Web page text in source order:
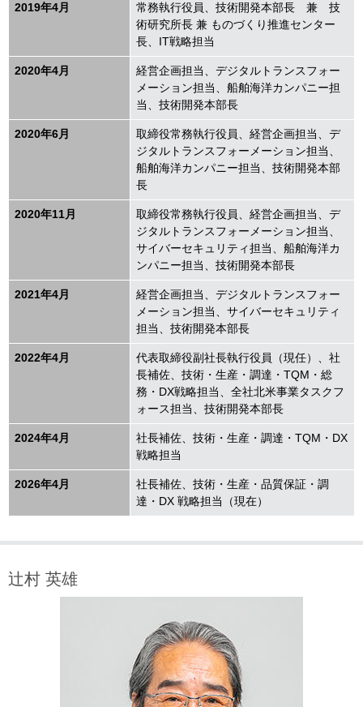
2019年4月
常務執行役員、技術開発本部長 兼 技
術研究所長 兼 ものづくり推進センター
長、IT戦略担当
2020年4月
経営企画担当、デジタルトランスフォー
メーション担当、船舶海洋カンパニー担
当、技術開発本部長
2020年6月
取締役常務執行役員、経営企画担当、デ
ジタルトランスフォーメーション担当、
船舶海洋カンパニー担当、技術開発本部
長
2020年11月
取締役常務執行役員、経営企画担当、デ
ジタルトランスフォーメーション担当、
サイバーセキュリティ担当、船舶海洋カ
ンパニー担当、技術開発本部長
2021年4月
経営企画担当、デジタルトランスフォー
メーション担当、サイバーセキュリティ
担当、技術開発本部長
2022年4月
代表取締役副社長執行役員（現任）、社
長補佐、技術・生産・調達・TQM・総
務・DX戦略担当、全社北米事業タスクフ
ォース担当、技術開発本部長
2024年4月
社長補佐、技術・生産・調達・TQM・DX
戦略担当
2026年4月
社長補佐、技術・生産・品質保証・調
達・DX 戦略担当（現在）
辻村 英雄